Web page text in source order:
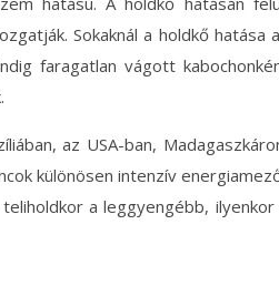
Sokaknál a holdkő hatása
faragatlan vágott
az USA-ban,
különösen intenzív
a leggyengébb, ilyenkor